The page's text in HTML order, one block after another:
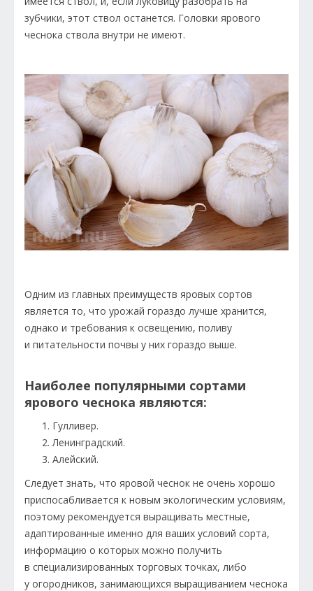
зубчики, этот ствол останется. Головки ярового
чеснока ствола внутри не имеют.
Одним из главных преимуществ яровых сортов
является то, что урожай гораздо лучше хранится,
однако и требования к освещению, поливу
и питательности почвы у них гораздо выше.
Наиболее популярными сортами
ярового чеснока являются:
Гулливер.
Ленинградский.
Алейский.
Следует знать, что яровой чеснок не очень хорошо
приспосабливается к новым экологическим условиям,
поэтому рекомендуется выращивать местные,
адаптированные именно для ваших условий сорта,
информацию о которых можно получить
в специализированных торговых точках, либо
у огородников, занимающихся выращиванием чеснока